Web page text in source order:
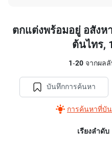
ตกแต่งพร้อมอยู่ อสังห
ต้นไทร,
1-20จากผลลั
บันทึกการค้นหา
การค้นหาที่บั
เรียงลำดับ